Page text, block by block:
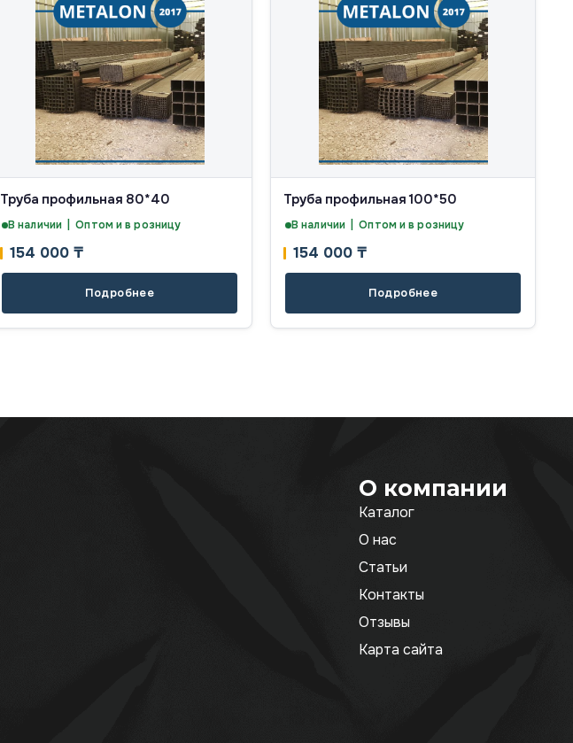
Труба профильная 80*40
В наличии | Оптом и в розницу
154 000 ₸
Подробнее
Труба профильная 100*50
В наличии | Оптом и в розницу
154 000 ₸
Подробнее
О компании
Каталог
О нас
Статьи
Контакты
Отзывы
Карта сайта